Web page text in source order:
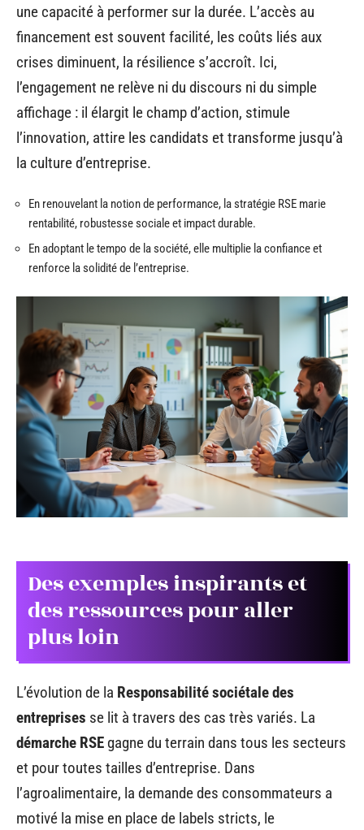
une capacité à performer sur la durée. L’accès au
financement est souvent facilité, les coûts liés aux
crises diminuent, la résilience s’accroît. Ici,
l’engagement ne relève ni du discours ni du simple
affichage : il élargit le champ d’action, stimule
l’innovation, attire les candidats et transforme jusqu’à
la culture d’entreprise.
En renouvelant la notion de performance, la stratégie RSE marie
rentabilité, robustesse sociale et impact durable.
En adoptant le tempo de la société, elle multiplie la confiance et
renforce la solidité de l’entreprise.
Des exemples inspirants et
des ressources pour aller
plus loin
L’évolution de la Responsabilité sociétale des
entreprises se lit à travers des cas très variés. La
démarche RSE gagne du terrain dans tous les secteurs
et pour toutes tailles d’entreprise. Dans
l’agroalimentaire, la demande des consommateurs a
motivé la mise en place de labels stricts, le